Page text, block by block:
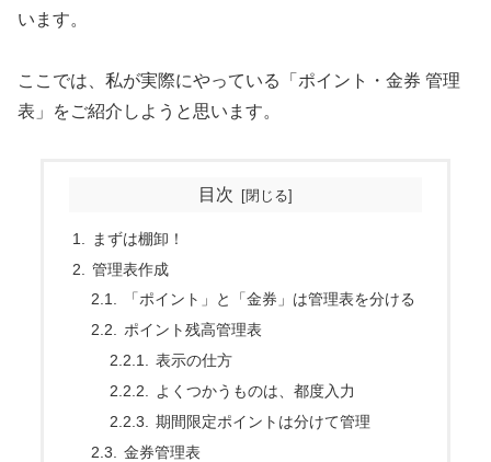
います。
ここでは、私が実際にやっている「ポイント・金券 管理
表」をご紹介しようと思います。
目次
まずは棚卸！
管理表作成
「ポイント」と「金券」は管理表を分ける
ポイント残高管理表
表示の仕方
よくつかうものは、都度入力
期間限定ポイントは分けて管理
金券管理表